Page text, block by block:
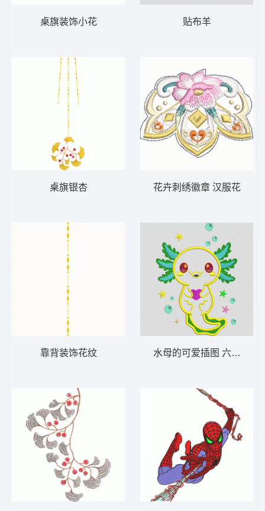
桌旗装饰小花
桌旗银杏
靠背装饰花纹
贴布羊
花卉刺绣徽章 汉服花
水母的可爱插图 六角恐龙